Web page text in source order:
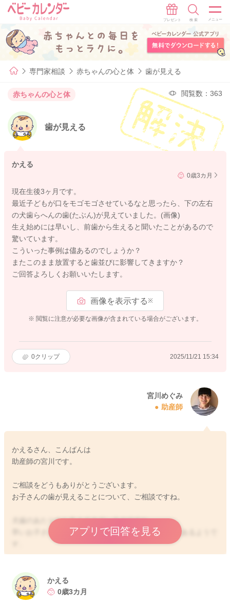
専門家相談 赤ちゃんの心と体 歯が見える
赤ちゃんの心と体 閲覧数：363
歯が見える
かえる
0歳3カ月
現在生後3ヶ月です。
最近子どもが口をモゴモゴさせているなと思ったら、下の左右
の犬歯らへんの歯(たぶん)が見えていました。(画像)
生え始めには早いし、前歯から生えると聞いたことがあるので
驚いています。
こういった事例は儘あるのでしょうか？
またこのまま放置すると歯並びに影響してきますか？
ご回答よろしくお願いいたします。
画像を表示する※
※ 閲覧に注意が必要な画像が含まれている場合がございます。
0クリップ 2025/11/21 15:34
宮川めぐみ
助産師
かえるさん、こんばんは
助産師の宮川です。
ご相談をどうもありがとうございます。
お子さんの歯が見えることについて、ご相談ですね。
犬歯のあたりから生えてきているのですね。
早いお子さんですと3ヶ月ごろから生えてくることもあるようで
そして生えてくる順番は犬歯からということもありますよ。
ずべて生え揃ってみないとわからないこともありますので、見
守っていただくようになります。
アプリで回答を見る
かえる
0歳3カ月